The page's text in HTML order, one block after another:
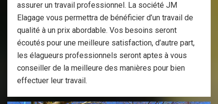
assurer un travail professionnel. La société JM
Elagage vous permettra de bénéficier d’un travail de
qualité à un prix abordable. Vos besoins seront
écoutés pour une meilleure satisfaction, d’autre part,
les élagueurs professionnels seront aptes à vous
conseiller de la meilleure des manières pour bien
effectuer leur travail.